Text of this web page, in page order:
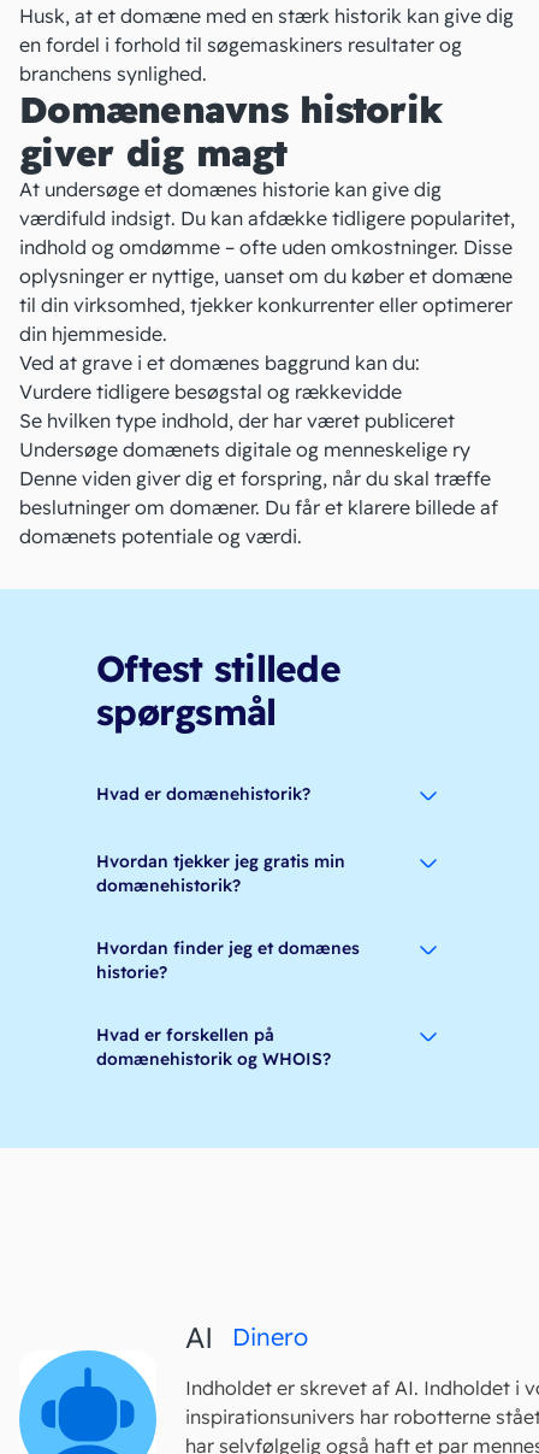
Husk, at et domæne med en stærk historik kan give dig
en fordel i forhold til søgemaskiners resultater og
branchens synlighed.
Domænenavns historik
giver dig magt
At undersøge et domænes historie kan give dig
værdifuld indsigt. Du kan afdække tidligere popularitet,
indhold og omdømme – ofte uden omkostninger. Disse
oplysninger er nyttige, uanset om du køber et domæne
til din virksomhed, tjekker konkurrenter eller optimerer
din hjemmeside.
Ved at grave i et domænes baggrund kan du:
Vurdere tidligere besøgstal og rækkevidde
Se hvilken type indhold, der har været publiceret
Undersøge domænets digitale og menneskelige ry
Denne viden giver dig et forspring, når du skal træffe
beslutninger om domæner. Du får et klarere billede af
domænets potentiale og værdi.
Oftest stillede
spørgsmål
Hvad er domænehistorik?
Hvordan tjekker jeg gratis min
domænehistorik?
Hvordan finder jeg et domænes
historie?
Hvad er forskellen på
domænehistorik og WHOIS?
AI Dinero
Indholdet er skrevet af AI. Indholdet i
inspirationsunivers har robotterne
har selvfølgelig også haft et par